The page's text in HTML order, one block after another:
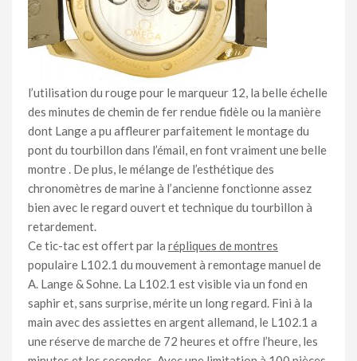
l’utilisation du rouge pour le marqueur 12, la belle échelle
des minutes de chemin de fer rendue fidèle ou la manière
dont Lange a pu affleurer parfaitement le montage du
pont du tourbillon dans l’émail, en font vraiment une belle
montre . De plus, le mélange de l’esthétique des
chronomètres de marine à l’ancienne fonctionne assez
bien avec le regard ouvert et technique du tourbillon à
retardement.
Ce tic-tac est offert par la répliques de montres
populaire L102.1 du mouvement à remontage manuel de
A. Lange & Sohne. La L102.1 est visible via un fond en
saphir et, sans surprise, mérite un long regard. Fini à la
main avec des assiettes en argent allemand, le L102.1 a
une réserve de marche de 72 heures et offre l’heure, les